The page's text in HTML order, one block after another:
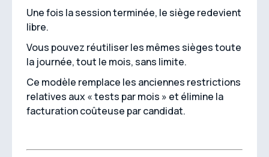
Une fois la session terminée, le siège redevient
libre.
Vous pouvez réutiliser les mêmes sièges toute
la journée, tout le mois, sans limite.
Ce modèle remplace les anciennes restrictions
relatives aux « tests par mois » et élimine la
facturation coûteuse par candidat.